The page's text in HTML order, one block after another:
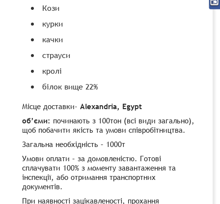
Кози
курки
качки
страуси
кролі
білок вище 22%
Місце доставки- Alexandria, Egypt
об’єми: починають з 100тон (всі види загально),
щоб побачити якість та умови співробітництва.
Загальна необхідність – 1000т
Умови оплати – за домовленістю. Готові
сплачувати 100% з моменту завантаження та
інспекції, або отримання транспортних
документів.
При наявності зацікавленості, прохання